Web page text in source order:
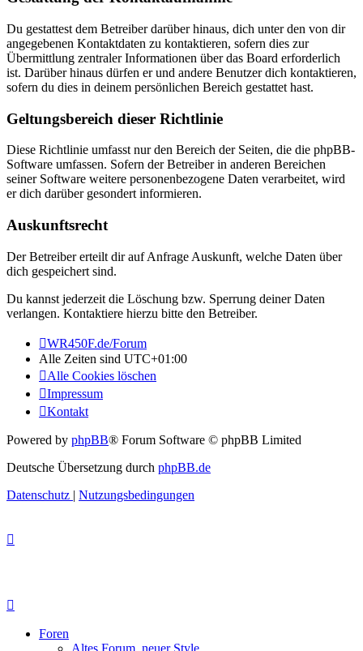
Du gestattest dem Betreiber darüber hinaus, dich unter den von dir
angegebenen Kontaktdaten zu kontaktieren, sofern dies zur
Übermittlung zentraler Informationen über das Board erforderlich
ist. Darüber hinaus dürfen er und andere Benutzer dich kontaktieren,
sofern du dies in deinem persönlichen Bereich gestattet hast.
Geltungsbereich dieser Richtlinie
Diese Richtlinie umfasst nur den Bereich der Seiten, die die phpBB-
Software umfassen. Sofern der Betreiber in anderen Bereichen
seiner Software weitere personenbezogene Daten verarbeitet, wird
er dich darüber gesondert informieren.
Auskunftsrecht
Der Betreiber erteilt dir auf Anfrage Auskunft, welche Daten über
dich gespeichert sind.
Du kannst jederzeit die Löschung bzw. Sperrung deiner Daten
verlangen. Kontaktiere hierzu bitte den Betreiber.
WR450F.de/Forum
Alle Zeiten sind UTC+01:00
Alle Cookies löschen
Impressum
Kontakt
Powered by phpBB® Forum Software © phpBB Limited
Deutsche Übersetzung durch phpBB.de
Datenschutz | Nutzungsbedingungen
Foren